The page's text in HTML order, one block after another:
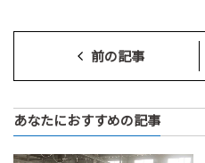
前の記事
あなたにおすすめの記事